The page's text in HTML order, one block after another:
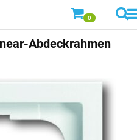
0
Abdeckrahmen